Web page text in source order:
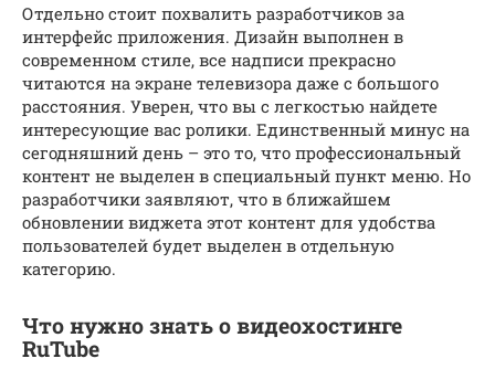
Отдельно стоит похвалить разработчиков за
интерфейс приложения. Дизайн выполнен в
современном стиле, все надписи прекрасно
читаются на экране телевизора даже с большого
расстояния. Уверен, что вы с легкостью найдете
интересующие вас ролики. Единственный минус на
сегодняшний день – это то, что профессиональный
контент не выделен в специальный пункт меню. Но
разработчики заявляют, что в ближайшем
обновлении виджета этот контент для удобства
пользователей будет выделен в отдельную
категорию.
Что нужно знать о видеохостинге
RuTube